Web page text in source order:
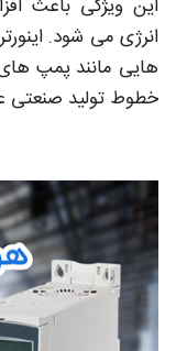
این ویژگی باعث
هایی مانند پمپ‌ های
خطوط تولید صنعتی